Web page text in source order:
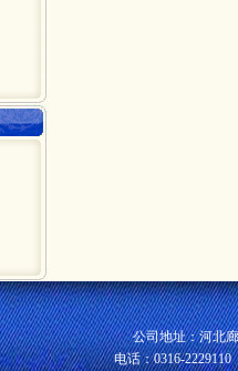
公司地址：河北
电话：0316-2229110